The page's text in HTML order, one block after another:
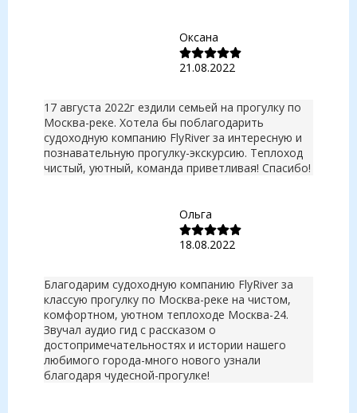
Оксана
21.08.2022
17 августа 2022г ездили семьей на прогулку по
Москва-реке. Хотела бы поблагодарить
судоходную компанию FlyRiver за интересную и
познавательную прогулку-экскурсию. Теплоход
чистый, уютный, команда приветливая! Спасибо!
Ольга
18.08.2022
Благодарим судоходную компанию FlyRiver за
классую прогулку по Москва-реке на чистом,
комфортном, уютном теплоходе Москва-24.
Звучал аудио гид с рассказом о
достопримечательностях и истории нашего
любимого города-много нового узнали
благодаря чудесной-прогулке!